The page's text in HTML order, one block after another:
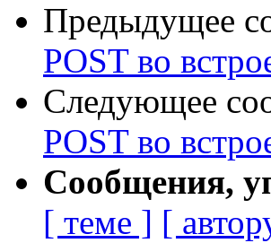
Предыдущее
POST во
Следующее
POST во
Сообщения,
[ теме ] [